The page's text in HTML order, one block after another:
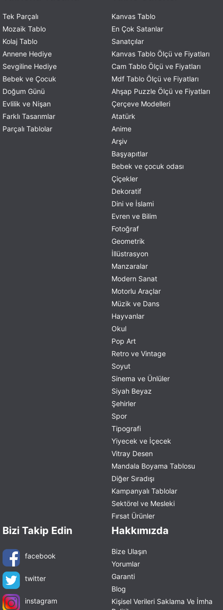
Tek Parçalı
Mozaik Tablo
Kolaj Tablo
Annene Hediye
Sevgiline Hediye
Bebek ve Çocuk
Doğum Günü
Evlilik ve Nişan
Farklı Tasarımlar
Parçalı Tablolar
Kanvas Tablo
En Çok Satanlar
Sanatçılar
Kanvas Tablo Ölçü ve Fiyatları
Cam Tablo Ölçü ve Fiyatları
Mdf Tablo Ölçü ve Fiyatları
Ahşap Puzzle Ölçü ve Fiyatları
Çerçeve Modelleri
Atatürk
Anime
Arşiv
Başyapıtlar
Bebek ve çocuk odası
Çiçekler
Dekoratif
Dini ve İslami
Evren ve Bilim
Fotoğraf
Geometrik
İllüstrasyon
Manzaralar
Modern Sanat
Motorlu Araçlar
Müzik ve Dans
Hayvanlar
Okul
Pop Art
Retro ve Vintage
Soyut
Sinema ve Ünlüler
Siyah Beyaz
Şehirler
Spor
Tipografi
Yiyecek ve İçecek
Vitray Desen
Mandala Boyama Tablosu
Diğer Sıradışı
Kampanyalı Tablolar
Sektörel ve Mesleki
Fırsat Ürünler
Bizi Takip Edin
facebook
twitter
instagram
Hakkımızda
Bize Ulaşın
Yorumlar
Garanti
Blog
Kişisel Verileri Saklama Ve İmha